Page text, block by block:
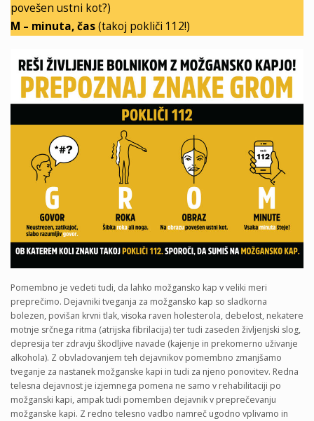
povešen ustni kot?)
M – minuta, čas(takoj pokliči 112!)
Pomembno je vedeti tudi, da lahko možgansko kap v veliki meri
preprečimo. Dejavniki tveganja za možgansko kap so sladkorna
bolezen, povišan krvni tlak, visoka raven holesterola, debelost, nekatere
motnje srčnega ritma (atrijska fibrilacija) ter tudi zaseden življenjski slog,
depresija ter zdravju škodljive navade (kajenje in prekomerno uživanje
alkohola). Z obvladovanjem teh dejavnikov pomembno zmanjšamo
tveganje za nastanek možganske kapi in tudi za njeno ponovitev. Redna
telesna dejavnost je izjemnega pomena ne samo v rehabilitaciji po
možganski kapi, ampak tudi pomemben dejavnik v preprečevanju
možganske kapi. Z redno telesno vadbo namreč ugodno vplivamo in